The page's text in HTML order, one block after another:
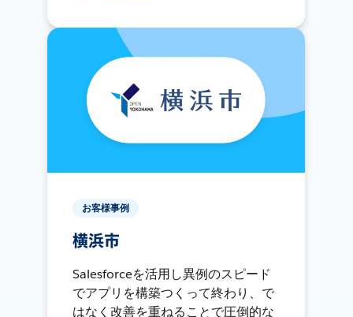
お客様事例
横浜市
Salesforceを活用し異例のスピード
でアプリを構築つくって終わり、で
はなく改善を重ねることで圧倒的な